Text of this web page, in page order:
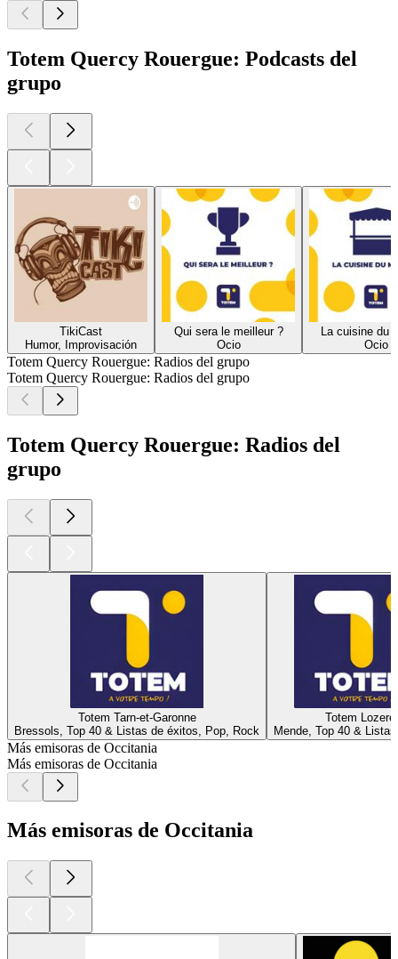
Totem Quercy Rouergue: Podcasts del
grupo
TikiCast
Humor, Improvisación
Qui sera le meilleur ?
Ocio
La cuisine du
Ocio
Totem Quercy Rouergue: Radios del grupo
Totem Quercy Rouergue: Radios del grupo
Totem Quercy Rouergue: Radios del
grupo
Totem Tarn-et-Garonne
Bressols, Top 40 & Listas de éxitos, Pop, Rock
Totem Lozere
Mende, Top 40 &
Más emisoras de Occitania
Más emisoras de Occitania
Más emisoras de Occitania